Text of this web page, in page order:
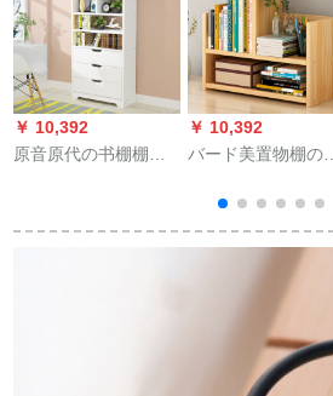
￥ 10,392
原音原代の书棚棚棚
￥ 10,392
バード美置物棚の上
本棚を収纳します。
デュスコプロCD
4288-新浅胡桃